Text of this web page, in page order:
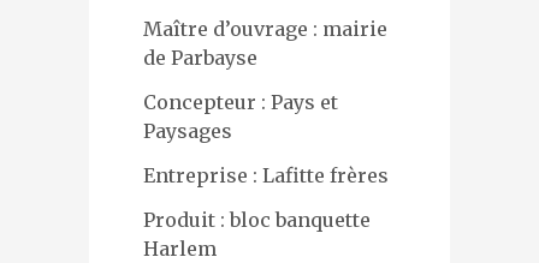
Maître d’ouvrage : mairie
de Parbayse
Concepteur : Pays et
Paysages
Entreprise : Lafitte frères
Produit : bloc banquette
Harlem